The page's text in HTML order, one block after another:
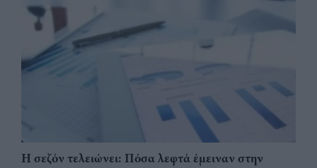
Η σεζόν τελειώνει: Πόσα λεφτά έμειναν στην